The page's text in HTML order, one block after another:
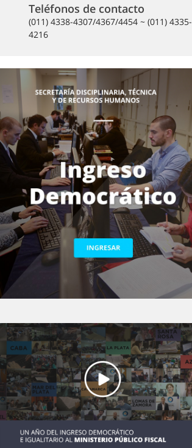
Teléfonos de contacto
(011) 4338-4307/4367/4454 ~ (011) 4335-
4216